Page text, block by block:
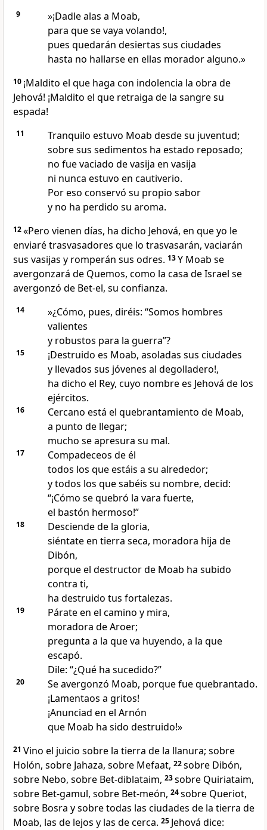
9
»¡Dadle alas a Moab,
para que se vaya volando!,
pues quedarán desiertas sus ciudades
hasta no hallarse en ellas morador alguno.»
10 ¡Maldito el que haga con indolencia la obra de
Jehová! ¡Maldito el que retraiga de la sangre su
espada!
11
Tranquilo estuvo Moab desde su juventud;
sobre sus sedimentos ha estado reposado;
no fue vaciado de vasija en vasija
ni nunca estuvo en cautiverio.
Por eso conservó su propio sabor
y no ha perdido su aroma.
12«Pero vienen días, ha dicho Jehová, en que yo le
enviaré trasvasadores que lo trasvasarán, vaciarán
sus vasijas y romperán sus odres. 13Y Moab se
avergonzará de Quemos, como la casa de Israel se
avergonzó de Bet-el, su confianza.
14
»¿Cómo, pues, diréis: “Somos hombres
valientes
y robustos para la guerra”?
15
¡Destruido es Moab, asoladas sus ciudades
y llevados sus jóvenes al degolladero!,
ha dicho el Rey, cuyo nombre es Jehová de los
ejércitos.
16
Cercano está el quebrantamiento de Moab,
a punto de llegar;
mucho se apresura su mal.
17
Compadeceos de él
todos los que estáis a su alrededor;
y todos los que sabéis su nombre, decid:
“¡Cómo se quebró la vara fuerte,
el bastón hermoso!”
18
Desciende de la gloria,
siéntate en tierra seca, moradora hija de
Dibón,
porque el destructor de Moab ha subido
contra ti,
ha destruido tus fortalezas.
19
Párate en el camino y mira,
moradora de Aroer;
pregunta a la que va huyendo, a la que
escapó.
Dile: “¿Qué ha sucedido?”
20
Se avergonzó Moab, porque fue quebrantado.
¡Lamentaos a gritos!
¡Anunciad en el Arnón
que Moab ha sido destruido!»
21 Vino el juicio sobre la tierra de la llanura; sobre
Holón, sobre Jahaza, sobre Mefaat, 22sobre Dibón,
sobre Nebo, sobre Bet-diblataim, 23sobre Quiriataim,
sobre Bet-gamul, sobre Bet-meón, 24sobre Queriot,
sobre Bosra y sobre todas las ciudades de la tierra de
Moab, las de lejos y las de cerca. 25 Jehová dice: